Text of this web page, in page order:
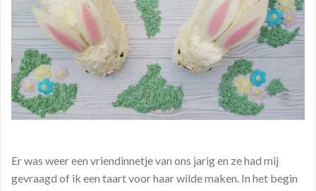
Er was weer een vriendinnetje van ons jarig en ze had mij
gevraagd of ik een taart voor haar wilde maken. In het begin